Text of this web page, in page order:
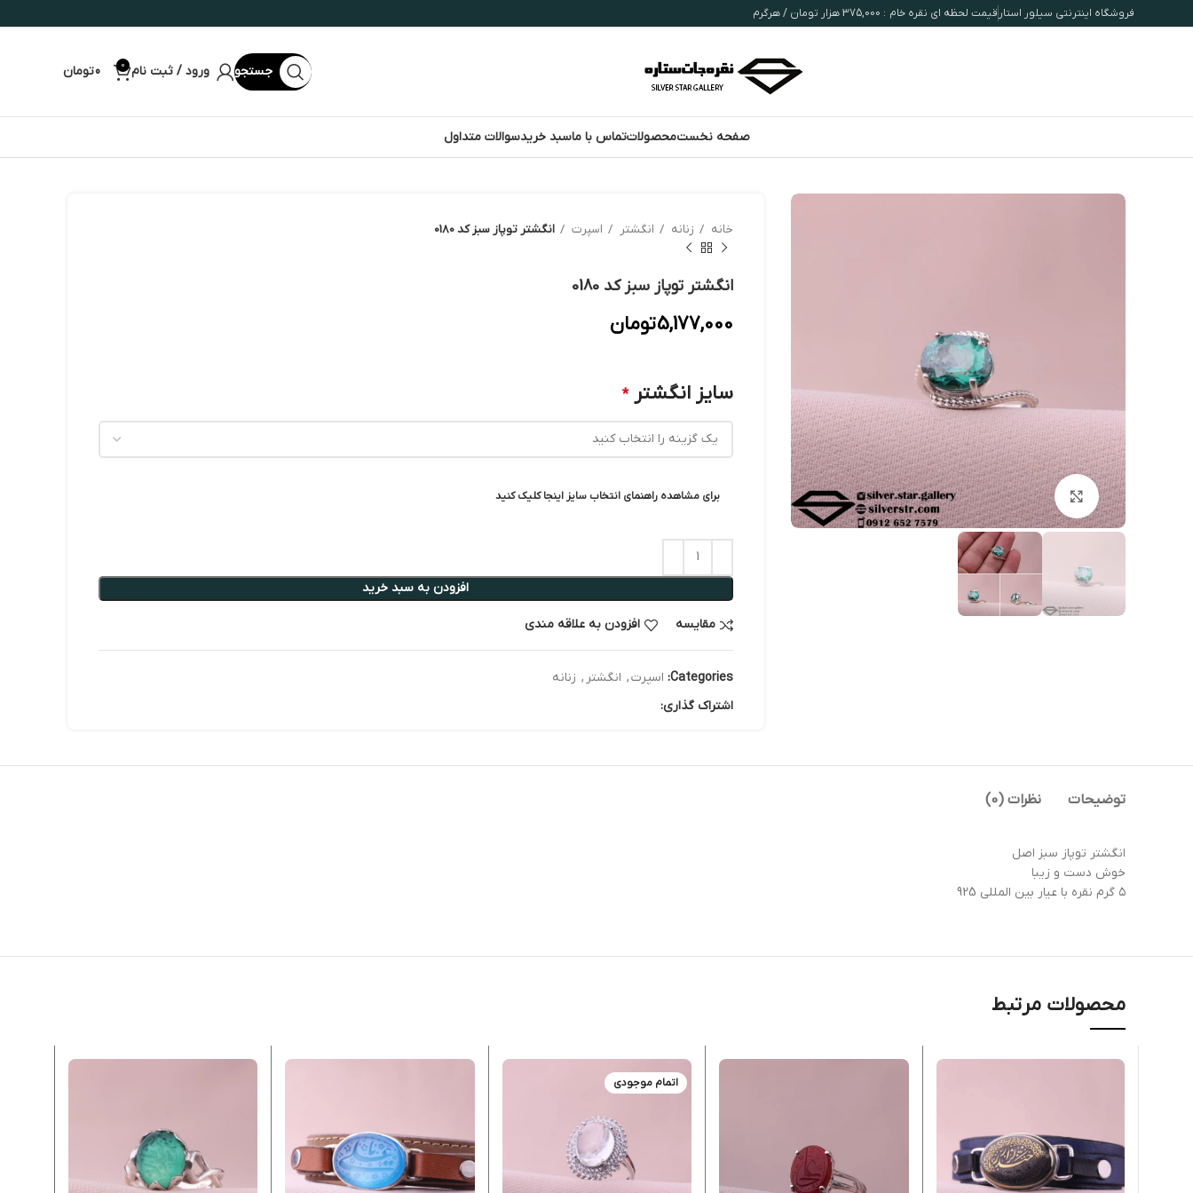
فروشگاه اینترنتی سیلور استار قیمت لحظه ای نقره خام : 375,000 هزار تومان / هرگرم
جستجو ورود / ثبت نام 0
0تومان
صفحه نخستمحصولاتتماس با ماسبد خریدسوالات متداول
بزرگنمایی تصویر
خانه زنانه انگشتر اسپرت انگشتر توپاز سبز کد 0180
انگشتر توپاز سبز کد 0180
5,177,000تومان
سایز انگشتر*
برای مشاهده راهنمای انتخاب سایز اینجا کلیک کنید
افزودن به سبد خرید
مقایسه افزودن به علاقه مندی
Categories: اسپرت, انگشتر , زنانه
اشتراک گذاری:
توضیحات نظرات (0)
انگشتر توپاز سبز اصل
خوش دست و زیبا
۵ گرم نقره با عیار بین المللی 925
محصولات مرتبط
اتمام موجودی